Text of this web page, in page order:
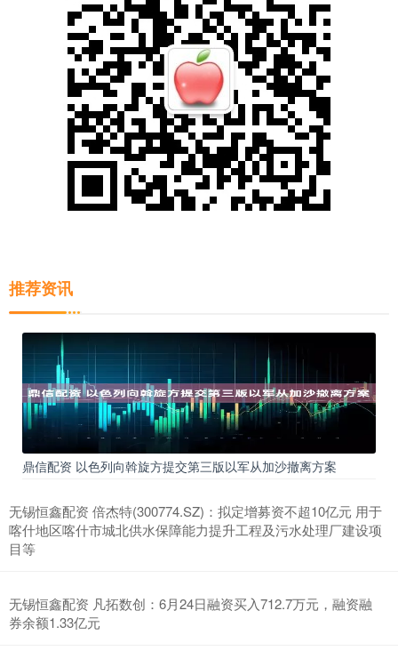
推荐资讯
鼎信配资 以色列向斡旋方提交第三版以军从加沙撤离方案
无锡恒鑫配资 倍杰特(300774.SZ)：拟定增募资不超10亿元 用于
喀什地区喀什市城北供水保障能力提升工程及污水处理厂建设项
目等
无锡恒鑫配资 凡拓数创：6月24日融资买入712.7万元，融资融
券余额1.33亿元